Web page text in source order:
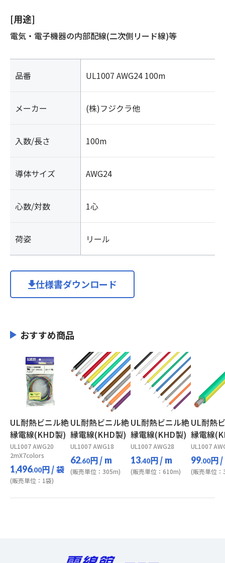
[用途]
電気・電子機器の内部配線(二次側リード線)等
品番 UL1007 AWG24 100m
メーカー (株)フジクラ他
入数/長さ 100m
導体サイズ AWG24
心数/対数 1心
荷姿 リール
仕様書ダウンロード
おすすめ商品
UL耐熱ビニル絶
縁電線(KHD製)
UL1007 AWG20
2mX7colors
1,496.00円/ 袋
(販売単位：1袋)
UL耐熱ビニル絶
縁電線(KHD製)
UL1007 AWG18
62.60円/ m
(販売単位：305m)
UL耐熱ビニル絶
縁電線(KHD製)
UL1007 AWG28
13.40円/ m
(販売単位：610m)
UL耐熱
縁電線
UL1007
99.00円/
(販売単位